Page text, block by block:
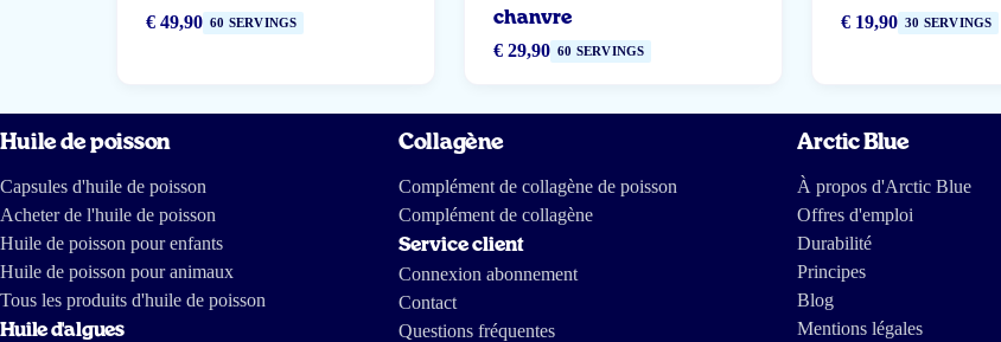
€ 49,90 60 SERVINGS
chanvre
€ 29,90 60 SERVINGS
€ 19,90 30 SERVINGS
Huile de poisson
Capsules d'huile de poisson
Acheter de l'huile de poisson
Huile de poisson pour enfants
Huile de poisson pour animaux
Tous les produits d'huile de poisson
Huile d'algues
Collagène
Complément de collagène de poisson
Complément de collagène
Service client
Connexion abonnement
Contact
Questions fréquentes
Arctic Blue
À propos d'Arctic Blue
Offres d'emploi
Durabilité
Principes
Blog
Mentions légales